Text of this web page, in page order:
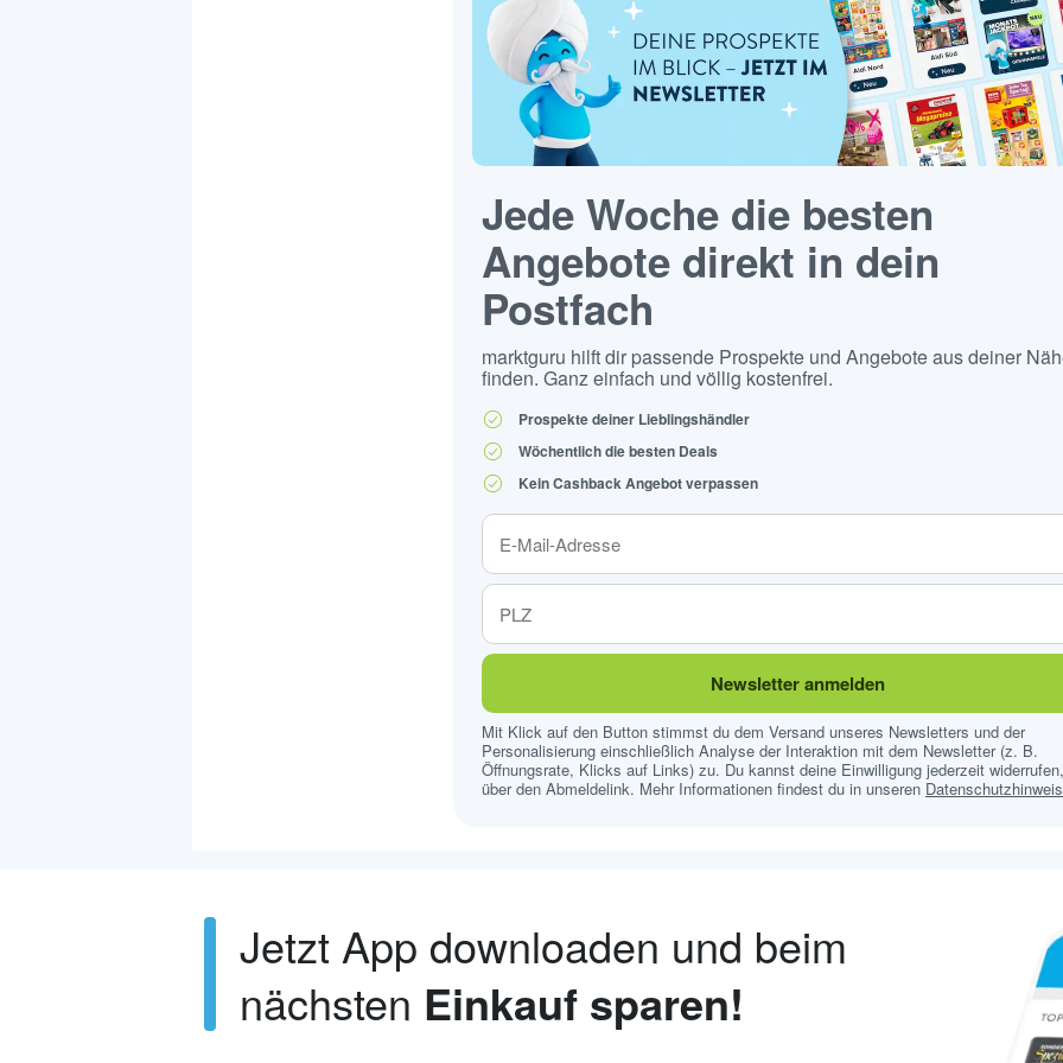
Jede Woche die besten
Angebote direkt in dein
Postfach
marktguru hilft dir passende Prospekte und Angebote aus deiner
finden. Ganz einfach und völlig kostenfrei.
Prospekte deiner Lieblingshändler
Wöchentlich die besten Deals
Kein Cashback Angebot verpassen
Newsletter anmelden
Mit Klick auf den Button stimmst du dem Versand unseres Newsletters und der
Personalisierung einschließlich Analyse der Interaktion mit dem Newsletter (z. B.
Öffnungsrate, Klicks auf Links) zu. Du kannst deine Einwilligung jederzeit
über den Abmeldelink. Mehr Informationen findest du in unseren
Jetzt App downloaden und beim
nächsten Einkauf sparen!